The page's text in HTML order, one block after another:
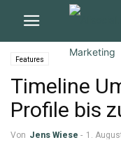
Features
Timeline
Profile bis
Von Jens Wiese - 1.